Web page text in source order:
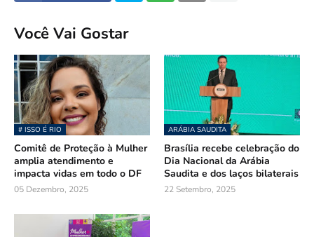
Você Vai Gostar
# ISSO É RIO
Comitê de Proteção à Mulher
amplia atendimento e
impacta vidas em todo o DF
05 Dezembro, 2025
ARÁBIA SAUDITA
Brasília recebe celebração do
Dia Nacional da Arábia
Saudita e dos laços bilaterais
22 Setembro, 2025